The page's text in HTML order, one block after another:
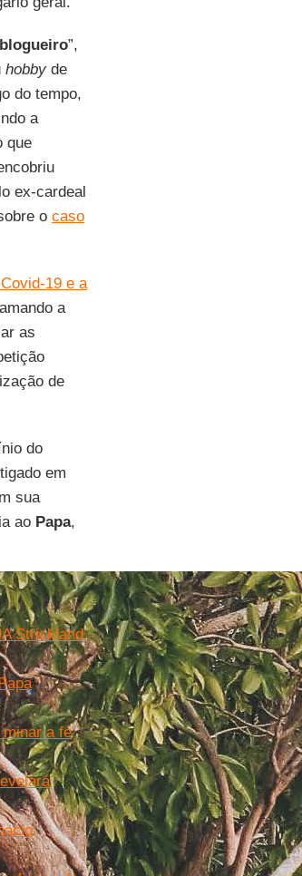
blogueiro”,
hobbyde
do tempo,
a
que
ex-cardeal
o caso
19 e a
a
as
de
do
em
sua
ao Papa,
Strickland
a fé